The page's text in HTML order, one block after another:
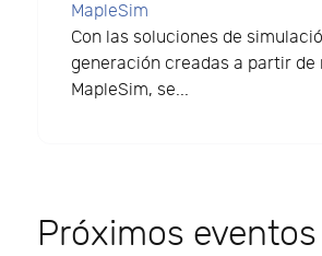
MapleSim
Con las soluciones de
generación creadas a partir de
MapleSim, se...
Próximos